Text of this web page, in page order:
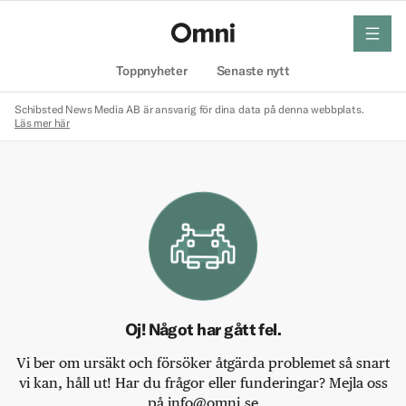
Toppnyheter Senaste nytt
meny
Schibsted News Media AB är ansvarig för dina data på denna webbplats.
Läs mer här
Oj! Något har gått fel.
Vi ber om ursäkt och försöker åtgärda problemet så snart
vi kan, håll ut! Har du frågor eller funderingar? Mejla oss